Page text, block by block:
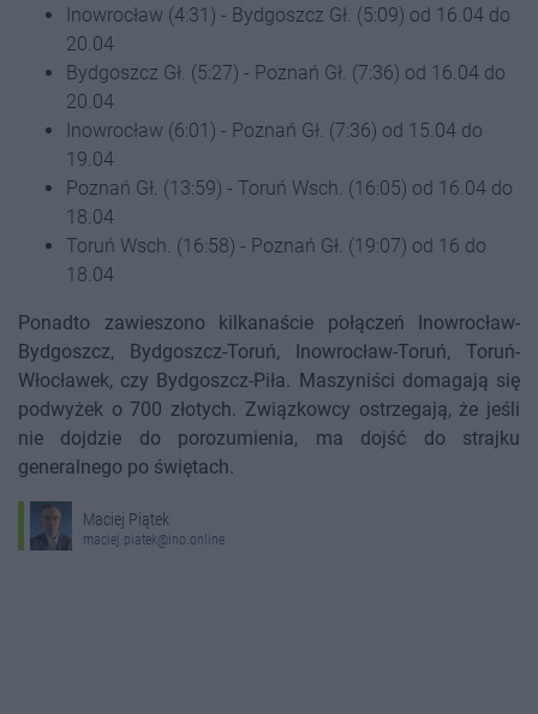
Inowrocław (4:31) - Bydgoszcz Gł. (5:09) od 16.04 do
20.04
Bydgoszcz Gł. (5:27) - Poznań Gł. (7:36) od 16.04 do
20.04
Inowrocław (6:01) - Poznań Gł. (7:36) od 15.04 do
19.04
Poznań Gł. (13:59) - Toruń Wsch. (16:05) od 16.04 do
18.04
Toruń Wsch. (16:58) - Poznań Gł. (19:07) od 16 do
18.04
Ponadto zawieszono kilkanaście połączeń Inowrocław-
Bydgoszcz, Bydgoszcz-Toruń, Inowrocław-Toruń, Toruń-
Włocławek, czy Bydgoszcz-Piła. Maszyniści domagają się
podwyżek o 700 złotych. Związkowcy ostrzegają, że jeśli
nie dojdzie do porozumienia, ma dojść do strajku
generalnego po świętach.
Maciej Piątek
maciej.piatek@ino.online